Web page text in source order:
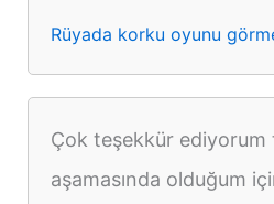
Rüyada korku oyunu
Çok teşekkür ediyorum
aşamasında olduğum